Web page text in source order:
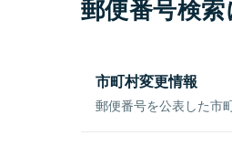
郵便番号検
市町村変更情報
郵便番号を公表した市